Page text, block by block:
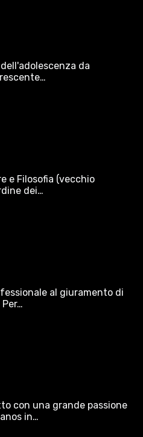
da
e Filosofia (vecchio
dei…
al giuramento di
con una grande passione
in…